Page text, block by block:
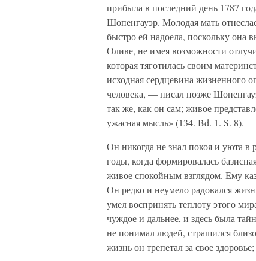
прибыла в последний день 1787
Шопенгауэр. Молодая мать
быстро ей надоела, поскольку она
Оливе, не имея возможности
которая тяготилась своим
исходная сердцевина жизненного
человека, — писал позже
так же, как он сам; живое
ужасная мысль» (134. Bd. 1. S. 8).
Он никогда не знал покоя и уюта в
годы, когда формировалась
живое спокойным взглядом. Ему
Он редко и неумело радовался
умел воспринять теплоту этого
чуждое и дальнее, и здесь была
не понимал людей, страшился
жизнь он трепетал за свое